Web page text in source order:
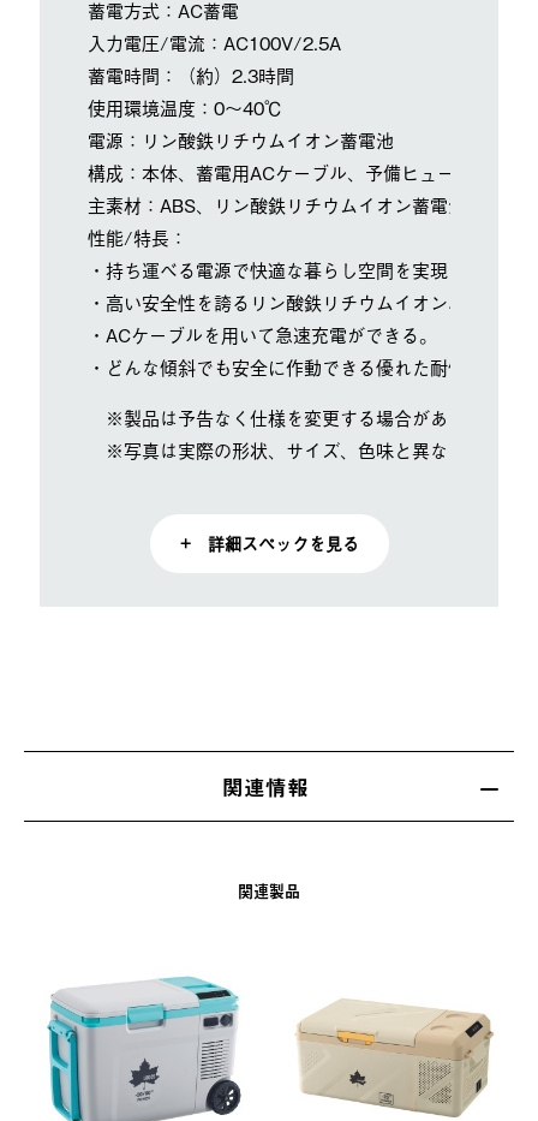
蓄電方式：AC蓄電
入力電圧/電流：AC100V/2.5A
蓄電時間：（約）2.3時間
使用環境温度：0～40℃
電源：リン酸鉄リチウムイオン蓄電池
構成：本体、蓄電用ACケーブル、予備ヒューズ
主素材：ABS、リン酸鉄リチウムイオン蓄電池
性能/特長：
・持ち運べる電源で快適な暮らし空間を実現！
・高い安全性を誇るリン酸鉄リチウムイオンバッテリ
・ACケーブルを用いて急速充電ができる。
・どんな傾斜でも安全に作動できる優れた耐傾斜性
※製品は予告なく仕様を変更する場合があります。
※写真は実際の形状、サイズ、色味と異なる場合が
+ 詳細スペックを見る
関連情報
関連製品